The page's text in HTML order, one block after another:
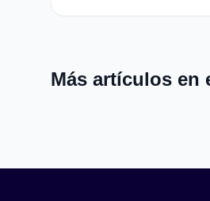
Más artículos en